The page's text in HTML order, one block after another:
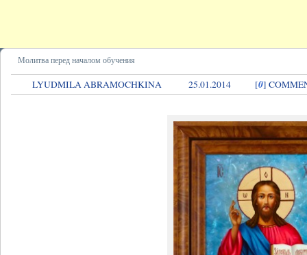
Молитва перед началом обучения
LYUDMILA ABRAMOCHKINA 25.01.2014 [0]